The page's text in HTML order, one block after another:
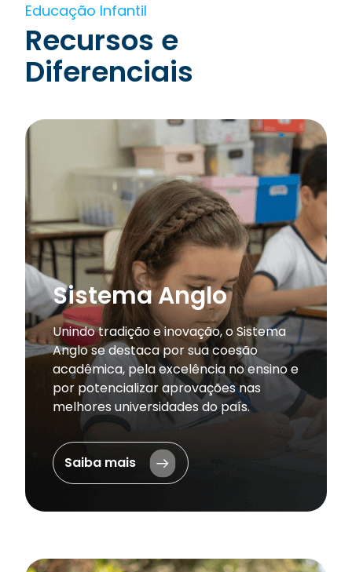
Educação Infantil
Recursos e
Diferenciais
Sistema Anglo
Unindo tradição e inovação, o Sistema
Anglo se destaca por sua coesão
acadêmica, pela excelência no ensino e
por potencializar aprovações nas
melhores universidades do país.
Saiba mais